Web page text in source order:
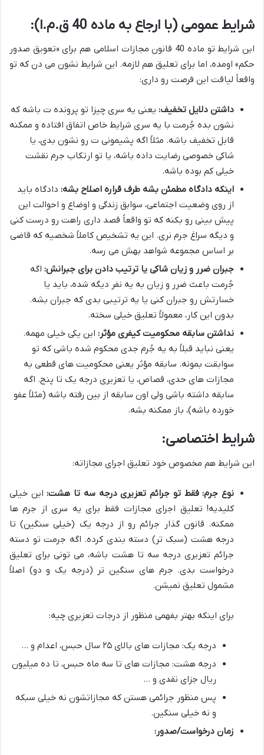
شرایط عمومی (با ارجاع به ماده 40 ق.م.ا):
این شرایط تو ماده 40 قانون مجازات اسلامی هم برای «تعویق صدور
حکم» اومده، اما برای تعلیق هم لازمه. این شرایط نشون می دن که تو
واقعاً لیاقت این فرصت رو داری:
داشتن دلایل تخفیف: یعنی یه سری چیزا تو پرونده ت باشه که
نشون بده جُرمت با یه سری شرایط خاص اتفاق افتاده و ممکنه
قابل تخفیف باشه. مثلاً اگه پشیمونی ت رو نشون بدی، یا
شاکی خصوصی رضایت داده باشه، یا تو ارتکاب جرم نقشت
خیلی کم بوده باشه.
اینکه دادگاه مطمئن بشه طرف قراره اصلاح بشه: دادگاه باید
از روی وضعیت اجتماعی، سوابق زندگی و اوضاع و احوالت این
پیش بینی رو بکنه که تو واقعاً قصد داری راهت رو درست کنی
و دیگه سراغ جرم نری. این یه تشخیص کاملاً شخصیه که قاضی
بر اساس مجموعه شواهد بهش می رسه.
جبران ضرر و زیان شاکی یا ترتیب دادن برای جبرانش: اگه
جُرمت باعث ضرر و زیان به یه نفر دیگه شده، باید یا
خسارتش رو جبران کنی یا یه ترتیبی بدی که جبران بشه.
بدون این کار، معمولاً تعلیق خیلی سخته.
نداشتن سابقه محکومیت کیفری مؤثر: این یکی خیلی مهمه.
یعنی نباید قبلاً به یه جُرم جدی محکوم شده باشی که تو
سوابقت بمونه. سابقه مؤثر یعنی محکومیت های قطعی به
مجازات های حدی، قصاص، یا تعزیری درجه یک تا پنج. اگه
سابقه داشته باشی ولی اون سابقه از بین رفته باشه (مثلاً عفو
خورده باشه)، باز ممکنه بشه.
شرایط اختصاصی:
این شرایط هم مخصوص خود تعلیق اجرای مجازاته:
نوع جرم: فقط تو جرائم تعزیری درجه سه تا هشت:این خیلی
کلیدیه! تعلیق اجرای مجازات فقط برای یه سری از جرم ها
ممکنه. قانون گذار جرائم رو از درجه یک (خیلی سنگین) تا
درجه هشت (سبک تر) دسته بندی کرده. اگه جرمت تو دسته
جرائم تعزیری درجه سه تا هشت باشه، می تونی برای تعلیق
درخواست بدی. جرم های سنگین تر (درجه یک و دو) اصلاً
مشمول تعلیق نمیشن.
برای اینکه بهتر بفهمی منظور از درجات تعزیری چیه:
درجه یک: مجازات های بالای ۲۵ سال حبس، اعدام و …
درجه هشت: مجازات های تا سه ماه حبس، تا ده میلیون
ریال جزای نقدی و …
پس منظور جرائمی هستن که مجازاتشون نه خیلی سبکه
و نه خیلی سنگین.
زمان درخواست/صدور: